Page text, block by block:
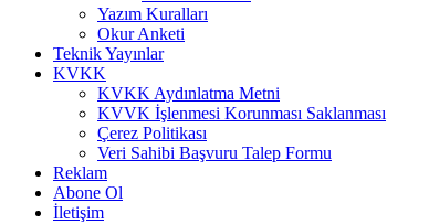
Yazım Kuralları
Okur Anketi
Teknik Yayınlar
KVKK
KVKK Aydınlatma Metni
KVVK İşlenmesi Korunması Saklanması
Çerez Politikası
Veri Sahibi Başvuru Talep Formu
Reklam
Abone Ol
İletişim